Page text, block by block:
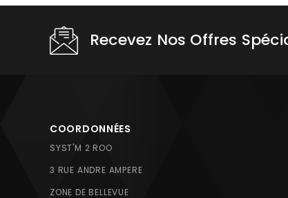
Recevez Nos Offres
COORDONNÉES
SYST'M 2 ROO
3 RUE ANDRE AMPERE
ZONE DE BELLEVUE